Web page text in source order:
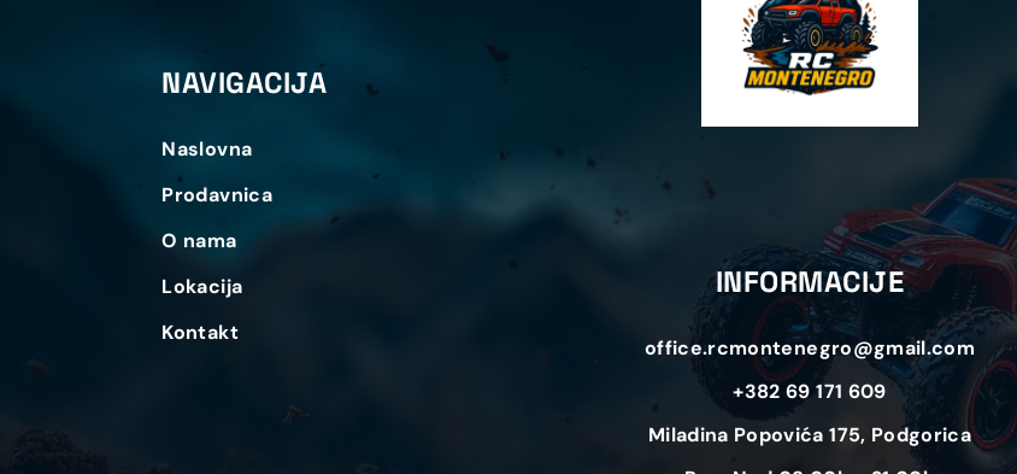
NAVIGACIJA
Naslovna
Prodavnica
O nama
Lokacija
Kontakt
INFORMACIJE
office.rcmontenegro@gmail.com
+382 69 171 609
Miladina Popovića 175, Podgorica